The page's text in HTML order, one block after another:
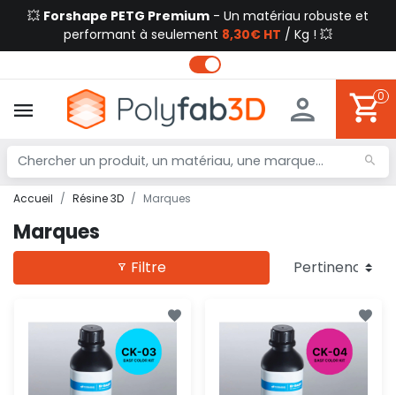
💥 Forshape PETG Premium - Un matériau robuste et
performant à seulement 8,30€ HT / Kg ! 💥
0
Accueil Résine 3D Marques
Marques
Filtre